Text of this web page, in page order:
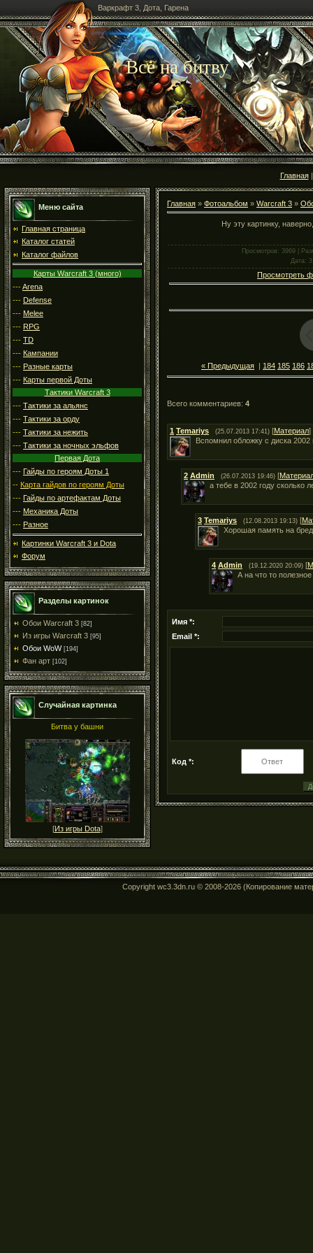
Варкрафт 3, Дота, Гарена
Все на битву
Главная
Меню сайта
Главная страница
Каталог статей
Каталог файлов
Карты Warcraft 3 (много)
---Arena
--- Defense
--- Melee
--- RPG
--- TD
--- Кампании
--- Разные карты
--- Карты первой Доты
Тактики Warcraft 3
--- Тактики за альянс
--- Тактики за орду
--- Тактики за нежить
--- Тактики за ночных эльфов
Первая Дота
--- Гайды по героям Доты 1
-- Карта гайдов по героям Доты
--- Гайды по артефактам Доты
--- Механика Доты
--- Разное
Картинки Warcraft 3 и Dota
Форум
Разделы картинок
Обои Warcraft 3 [82]
Из игры Warcraft 3 [95]
Обои WoW [194]
Фан арт [102]
Случайная картинка
Битва у башни
[Из игры Dota]
Главная » Фотоальбом » Warcraft 3 »
Ну эту картинку,
Просмотров: 3969 |
Дата :
Просмотреть
« Предыдущая | 184 185 186
Всего комментариев: 4
1 Temariys (25.07.2013 17:41) [Материал]
Вспомнил обложку с диска 2002
2 Admin (26.07.2013 19:46) [
а тебе в 2002 году сколько
3 Temariys (12.08.2013 19:13) [
Хорошая память на
4 Admin (19.12.2020 20:09) [
А на что то
Имя *:
Email *:
Код *:
Copyright wc3.3dn.ru © 2008-2026 (Копирование